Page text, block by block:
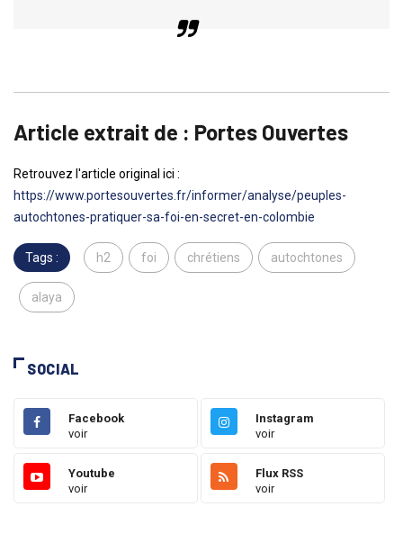
Article extrait de : Portes Ouvertes
Retrouvez l'article original ici :
https://www.portesouvertes.fr/informer/analyse/peuples-
autochtones-pratiquer-sa-foi-en-secret-en-colombie
Tags : h2 foi chrétiens autochtones
alaya
SOCIAL
Facebook
voir
Instagram
voir
Youtube
voir
Flux RSS
voir